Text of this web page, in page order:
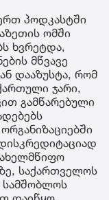
პოდკასტში
ომში
ხვრეტდა,
მწვავე
დააზუსტა, რომ
ჯარი,
გამწარებული
საქართველოს
სამშობლოს